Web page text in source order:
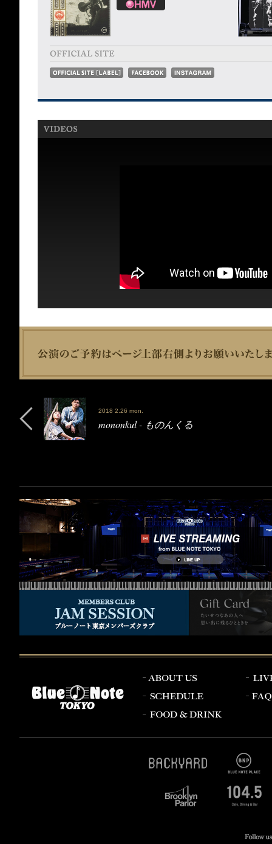
2018 2.26 mon.
mononkul - ものんくる